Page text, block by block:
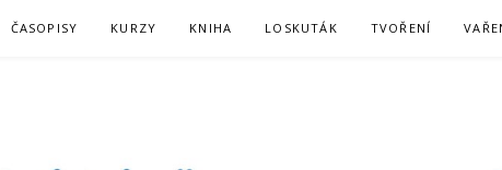
ČASOPISY KURZY KNIHA LOSKUTÁK TVOŘENÍ